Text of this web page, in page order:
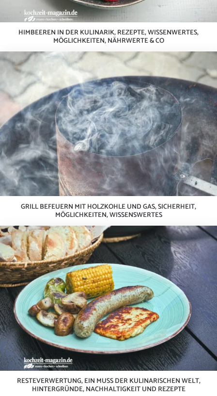
HIMBEEREN IN DER KULINARIK, REZEPTE, WISSENWERTES,
MÖGLICHKEITEN, NÄHRWERTE & CO
GRILL BEFEUERN MIT HOLZKOHLE UND GAS, SICHERHEIT,
MÖGLICHKEITEN, WISSENSWERTES
RESTEVERWERTUNG, EIN MUSS DER KULINARISCHEN WELT,
HINTERGRÜNDE, NACHHALTIGKEIT UND REZEPTE